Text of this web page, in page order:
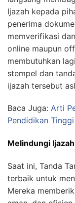
Ijazah kepada
penerima
memverifikasi
online maupun
membutuhkan
stempel dan
ijazah tersebut
Baca Juga: Arti
Pendidikan Tinggi
Melindungi
Saat ini, Tanda
terbaik untuk
Mereka